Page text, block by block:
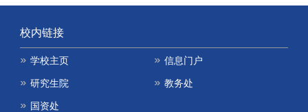
校内链接
学校主页 信息门户
研究生院 教务处
国资处